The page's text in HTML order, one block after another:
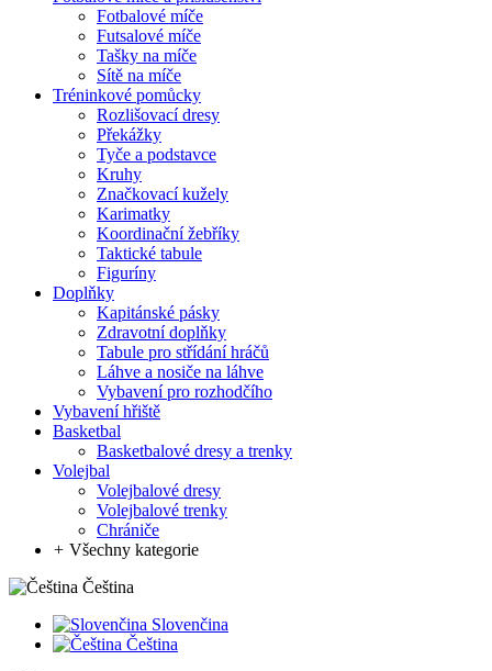
Fotbalové míče
Futsalové míče
Tašky na míče
Sítě na míče
Tréninkové pomůcky
Rozlišovací dresy
Překážky
Tyče a podstavce
Kruhy
Značkovací kužely
Karimatky
Koordinační žebříky
Taktické tabule
Figuríny
Doplňky
Kapitánské pásky
Zdravotní doplňky
Tabule pro střídání hráčů
Láhve a nosiče na láhve
Vybavení pro rozhodčího
Vybavení hřiště
Basketbal
Basketbalové dresy a trenky
Volejbal
Volejbalové dresy
Volejbalové trenky
Chrániče
+ Všechny kategorie
Čeština
Slovenčina
Čeština